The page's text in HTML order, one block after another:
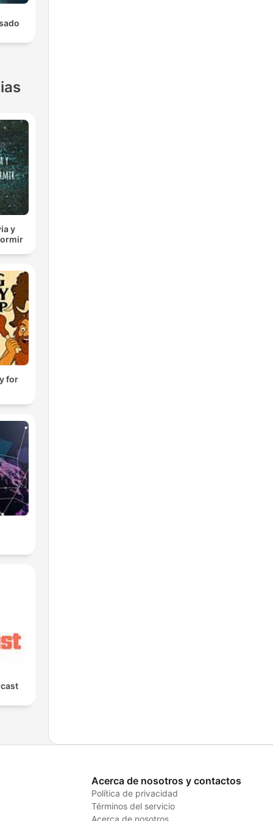
y
for
Acerca de nosotros y contactos
Política de privacidad
Términos del servicio
Acerca de nosotros